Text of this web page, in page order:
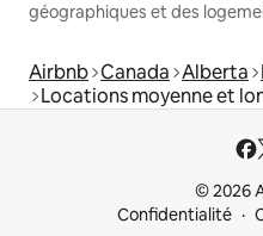
géographiques et des
Airbnb Canada Alberta
Locations moyenne et
© 2026
Confidentialité